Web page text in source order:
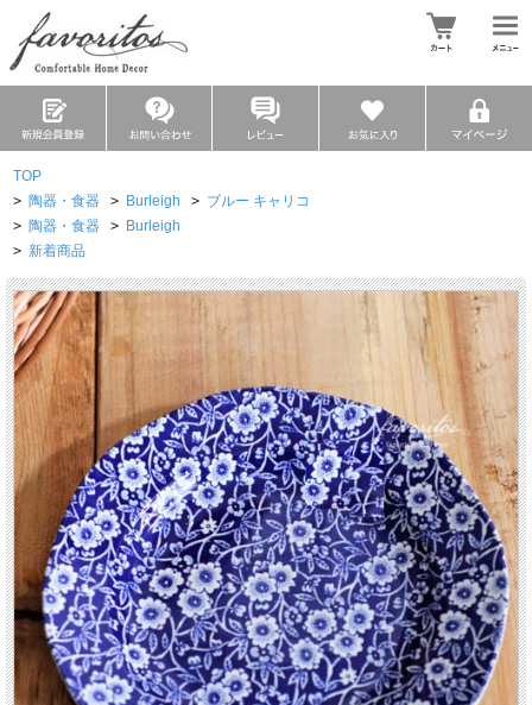
TOP
> 陶器・食器 > Burleigh > ブルー キャリコ
> 陶器・食器 > Burleigh
> 新着商品